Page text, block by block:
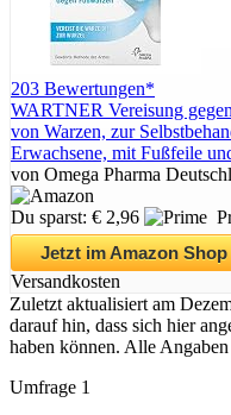
203 Bewertungen*
WARTNER Vereisung
von Warzen, zur
Erwachsene, mit Fußfeile
von Omega Pharma
Du sparst: € 2,96
Jetzt im Amazon
Versandkosten
Zuletzt aktualisiert am
darauf hin, dass sich hier
haben können. Alle
Umfrage 1